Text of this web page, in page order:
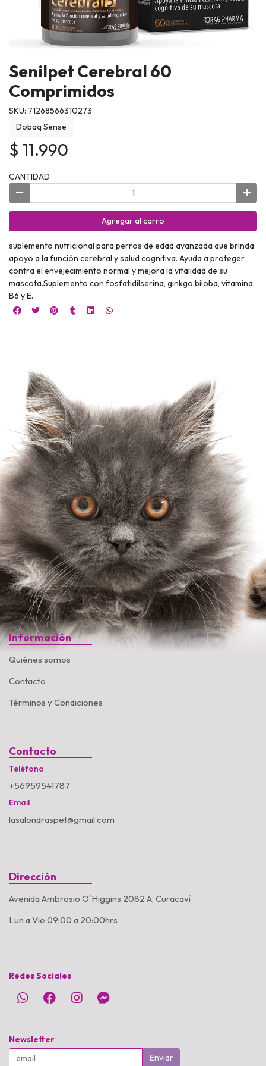
Senilpet Cerebral 60
Comprimidos
SKU: 71268566310273
Dobaq Sense
$ 11.990
CANTIDAD
Agregar al carro
suplemento nutricional para perros de edad avanzada que brinda
apoyo a la función cerebral y salud cognitiva. Ayuda a proteger
contra el envejecimiento normal y mejora la vitalidad de su
mascota.Suplemento con fosfatidilserina, ginkgo biloba, vitamina
B6 y E.
Información
Quiénes somos
Contacto
Términos y Condiciones
Contacto
Teléfono
+56959541787
Email
lasalondraspet@gmail.com
Dirección
Avenida Ambrosio O´Higgins 2082 A, Curacaví
Lun a Vie 09:00 a 20:00hrs
Redes Sociales
Newsletter
Enviar